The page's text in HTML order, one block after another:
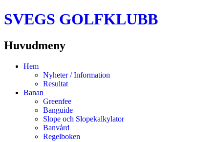
SVEGS GOLFKLUBB
Huvudmeny
HoppaHem
Nyheter / Information
Resultat
Banan
Greenfee
Banguide
Slope och Slopekalkylator
Banvård
Regelboken